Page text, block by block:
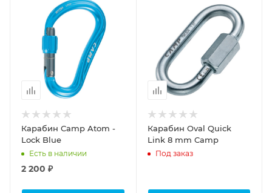
Карабин Camp Atom -
Lock Blue
Есть в наличии
2 200 ₽
Карабин Oval Quick
Link 8 mm Camp
Под заказ